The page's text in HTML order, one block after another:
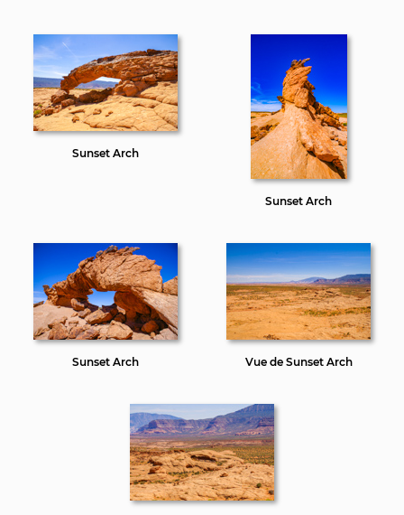
Sunset Arch
Sunset Arch
Sunset Arch Vue de Sunset Arch